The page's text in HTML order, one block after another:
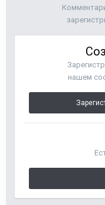
нашем